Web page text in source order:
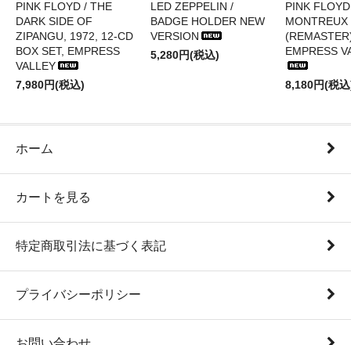
PINK FLOYD / THE
DARK SIDE OF
ZIPANGU, 1972, 12-CD
BOX SET, EMPRESS
VALLEY
7,980円(税込)
LED ZEPPELIN /
BADGE HOLDER NEW
VERSION
5,280円(税込)
PINK
EMPRESS
8,180円(税
ホーム
カートを見る
特定商取引法に基づく表記
プライバシーポリシー